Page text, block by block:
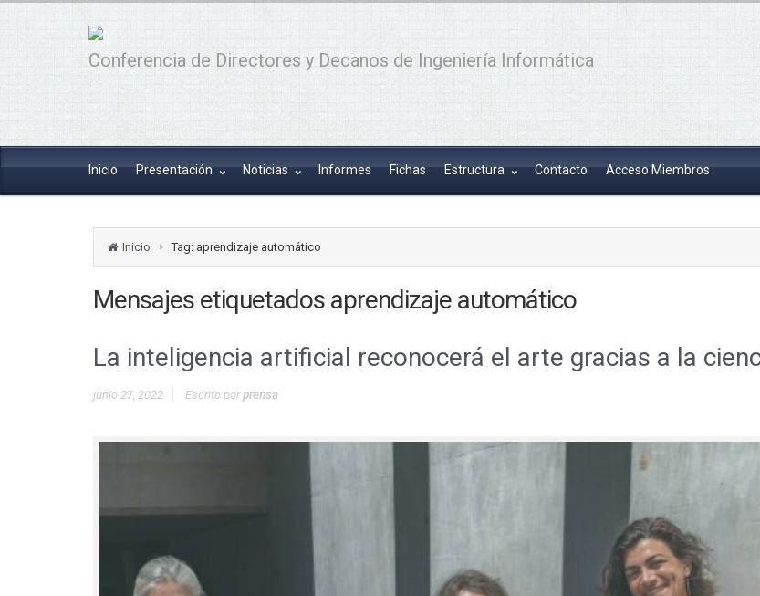
Conferencia de Directores y Decanos de Ingeniería Informática
Inicio Presentación Noticias Informes Fichas Estructura Contacto Acceso Miembros
Inicio Tag: aprendizaje automático
Mensajes etiquetados aprendizaje automático
La inteligencia artificial reconocerá el arte gracias a la
junio 27, 2022 Escrito porprensa